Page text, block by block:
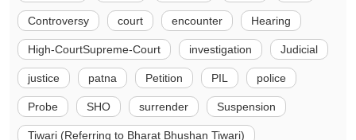
Controversy court encounter Hearing
High-CourtSupreme-Court investigation Judicial
justice patna Petition PIL police
Probe SHO surrender Suspension
Tiwari (Referring to Bharat Bhushan Tiwari)